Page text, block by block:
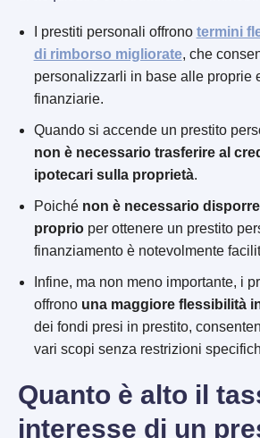
I prestiti personali offrono termini
di rimborso migliorate, che
personalizzarli in base alle proprie
finanziarie.
Quando si accende un prestito
non è necessario trasferire al
ipotecari sulla proprietà.
Poiché non è necessario
proprioper ottenere un prestito
finanziamento è notevolmente
Infine, ma non meno importante, i
offrono una maggiore flessibilità
dei fondi presi in prestito,
vari scopi senza restrizioni
Quanto è alto il
interesse di un